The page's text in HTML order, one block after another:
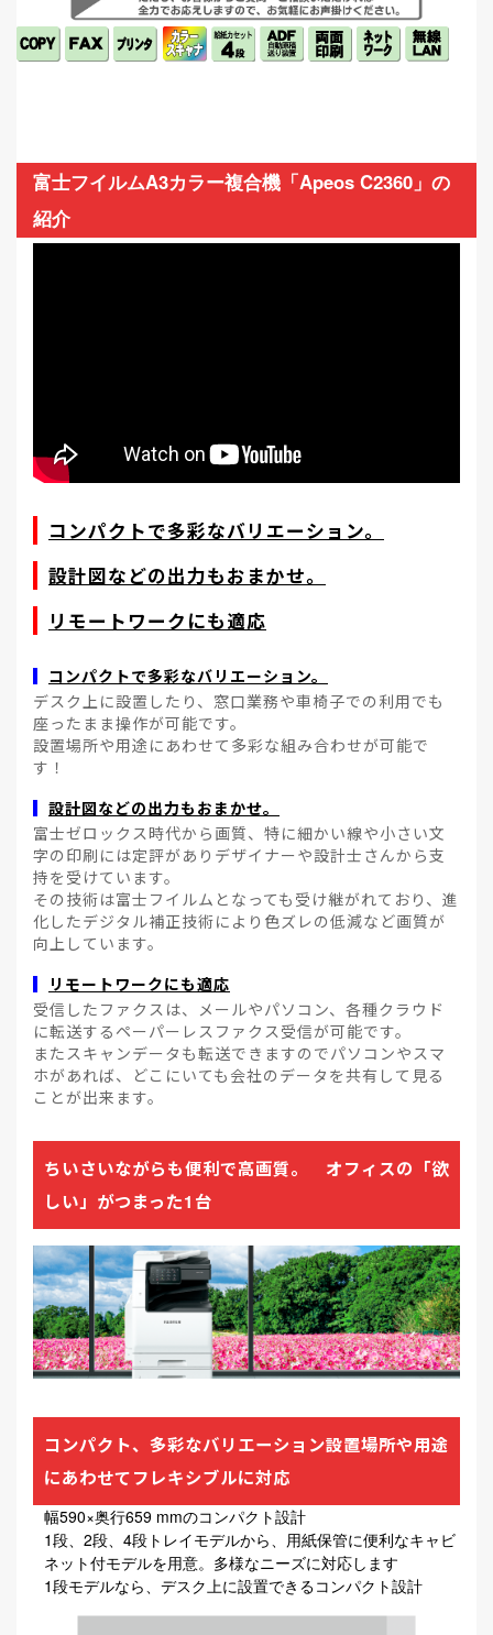
富士フイルムA3カラー複合機「Apeos C2360」の
紹介
コンパクトで多彩なバリエーション。
設計図などの出力もおまかせ。
リモートワークにも適応
コンパクトで多彩なバリエーション。
デスク上に設置したり、窓口業務や車椅子での利用でも
座ったまま操作が可能です。
設置場所や用途にあわせて多彩な組み合わせが可能で
す！
設計図などの出力もおまかせ。
富士ゼロックス時代から画質、特に細かい線や小さい文
字の印刷には定評がありデザイナーや設計士さんから支
持を受けています。
その技術は富士フイルムとなっても受け継がれており、進
化したデジタル補正技術により色ズレの低減など画質が
向上しています。
リモートワークにも適応
受信したファクスは、メールやパソコン、各種クラウド
に転送するペーパーレスファクス受信が可能です。
またスキャンデータも転送できますのでパソコンやスマ
ホがあれば、どこにいても会社のデータを共有して見る
ことが出来ます。
ちいさいながらも便利で高画質。 オフィスの「欲
しい」がつまった1台
コンパクト、多彩なバリエーション設置場所や用途
にあわせてフレキシブルに対応
幅590×奥行659 mmのコンパクト設計
1段、2段、4段トレイモデルから、用紙保管に便利なキャビ
ネット付モデルを用意。多様なニーズに対応します
1段モデルなら、デスク上に設置できるコンパクト設計